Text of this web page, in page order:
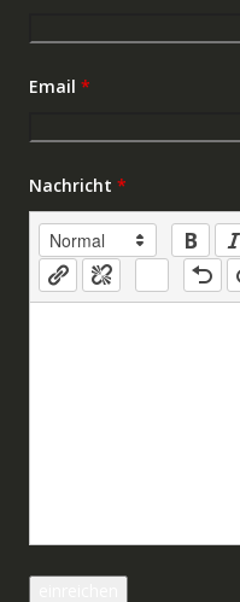
Email *
Nachricht *